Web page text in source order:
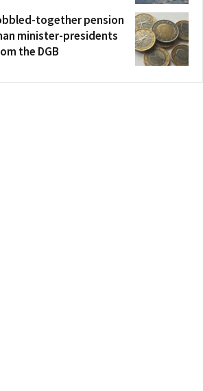
together pension
minister-presidents
the DGB